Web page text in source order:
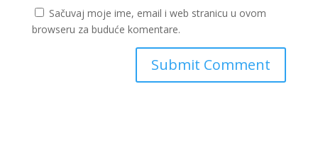
Sačuvaj moje ime, email i web stranicu u ovom
browseru za buduće komentare.